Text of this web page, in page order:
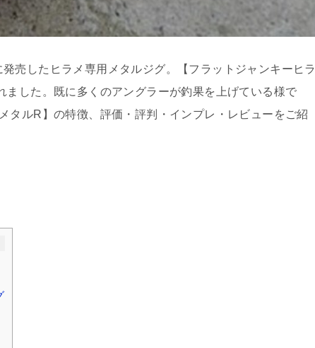
売したヒラメ専用メタルジグ。【フラットジャンキーヒラ
ました。既に多くのアングラーが釣果を上げている様で
タルR】の特徴、評価・評判・インプレ・レビューをご紹